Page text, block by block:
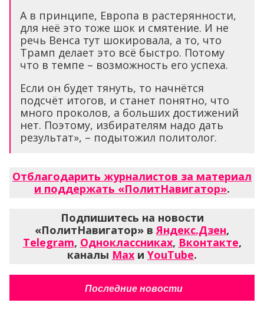
А в принципе, Европа в растерянности,
для неё это тоже шок и смятение. И не
речь Венса тут шокировала, а то, что
Трамп делает это всё быстро. Потому
что в темпе – возможность его успеха.
Если он будет тянуть, то начнётся
подсчёт итогов, и станет понятно, что
много проколов, а больших достижений
нет. Поэтому, избирателям надо дать
результат», – подытожил политолог.
Отблагодарить журналистов за материал
и поддержать «ПолитНавигатор».
Подпишитесь на новости
«ПолитНавигатор» в Яндекс.Дзен,
Telegram, Одноклассниках, Вконтакте,
каналы Max и YouTube.
Последние новости